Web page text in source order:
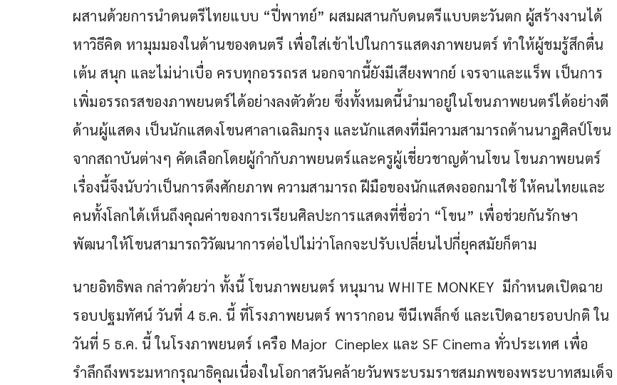
ผสานด้วยการนำดนตรีไทยแบบ “ปี่พาทย์” ผสมผสานกับดนตรีแบบตะวันตก ผู้สร้างงานได้
หาวิธีคิด หามุมมองในด้านของดนตรี เพื่อใส่เข้าไปในการแสดงภาพยนตร์ ทำให้ผู้ชมรู้สึกตื่น
เต้น สนุก และไม่น่าเบื่อ ครบทุกอรรถรส นอกจากนี้ยังมีเสียงพากย์ เจรจาและแร็พ เป็นการ
เพิ่มอรรถรสของภาพยนตร์ได้อย่างลงตัวด้วย ซึ่งทั้งหมดนี้นำมาอยู่ในโขนภาพยนตร์ได้อย่างดี
ด้านผู้แสดง เป็นนักแสดงโขนศาลาเฉลิมกรุง และนักแสดงที่มีความสามารถด้านนาฏศิลป์โขน
จากสถาบันต่างๆ คัดเลือกโดยผู้กำกับภาพยนตร์และครูผู้เชี่ยวชาญด้านโขน โขนภาพยนตร์
เรื่องนี้จึงนับว่าเป็นการดึงศักยภาพ ความสามารถ ฝีมือของนักแสดงออกมาใช้ ให้คนไทยและ
คนทั้งโลกได้เห็นถึงคุณค่าของการเรียนศิลปะการแสดงที่ชื่อว่า “โขน” เพื่อช่วยกันรักษา
พัฒนาให้โขนสามารถวิวัฒนาการต่อไปไม่ว่าโลกจะปรับเปลี่ยนไปกี่ยุคสมัยก็ตาม
นายอิทธิพล กล่าวด้วยว่า ทั้งนี้ โขนภาพยนตร์ หนุมาน WHITE MONKEY  มีกำหนดเปิดฉาย
รอบปฐมทัศน์ วันที่ 4 ธ.ค. นี้ ที่โรงภาพยนตร์ พารากอน ซีนีเพล็กซ์ และเปิดฉายรอบปกติ ใน
วันที่ 5 ธ.ค. นี้ ในโรงภาพยนตร์ เครือ Major  Cineplex และ SF Cinema ทั่วประเทศ เพื่อ
รำลึกถึงพระมหากรุณาธิคุณเนื่องในโอกาสวันคล้ายวันพระบรมราชสมภพของพระบาทสมเด็จ